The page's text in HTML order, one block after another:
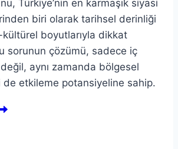
Türkiye’nin en karmaşık siyasi
biri olarak tarihsel derinliği
boyutlarıyla dikkat
sorunun çözümü, sadece iç
aynı zamanda bölgesel
de etkileme potansiyeline sahip.